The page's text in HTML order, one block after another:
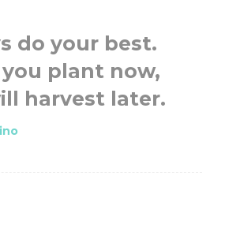
do your best.
plant now,
harvest later.